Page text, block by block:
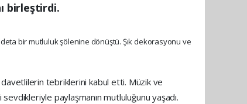
birleştirdi.
bir mutluluk şölenine dönüştü. Şık dekorasyonu ve
davetlilerin tebriklerini kabul etti. Müzik ve
paylaşmanın mutluluğunu yaşadı.